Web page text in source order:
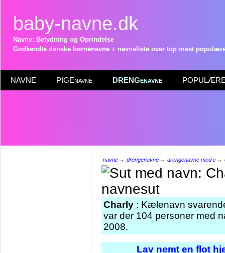
baby-navne.dk
Navne: Betydning og Oprindelse
Godkendte danske børnenavne + navneliste over top mest
NAVNE PIGEnavne DRENGenavne POPULÆRE
navne→ drengenavne→ drengenavne med c→
Charly : Kælenavn
var der 104 personer med
2008.
Lav nemt en flot